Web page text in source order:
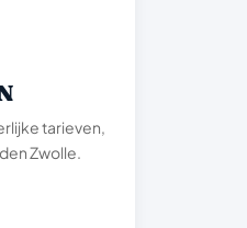
tarieven,
Zwolle.